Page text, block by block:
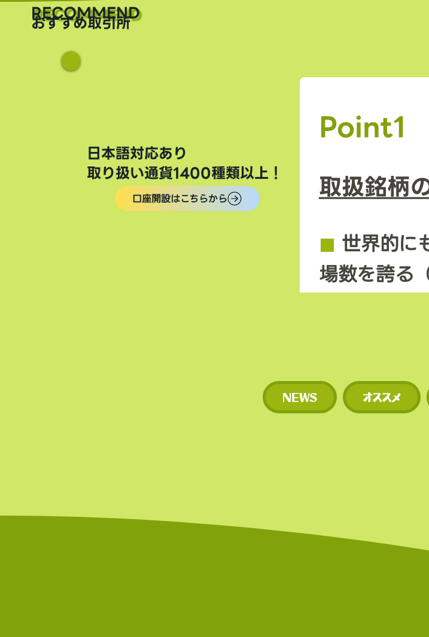
​RECOMMEND
おすすめ取引所
日本語対応あり
取り扱い通貨1400種類以上！
口座開設はこちらから
Point1
取扱銘柄
◼︎ 世界的に
場数を誇る
多い。
​• 世界的に
場数を誇
• 新規ト
世界的にも
もトップ
NEWS オススメ